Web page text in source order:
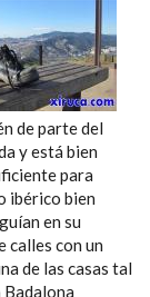
de parte del
y está bien
para
ibérico bien
en su
calles con un
de las casas tal
Badalona